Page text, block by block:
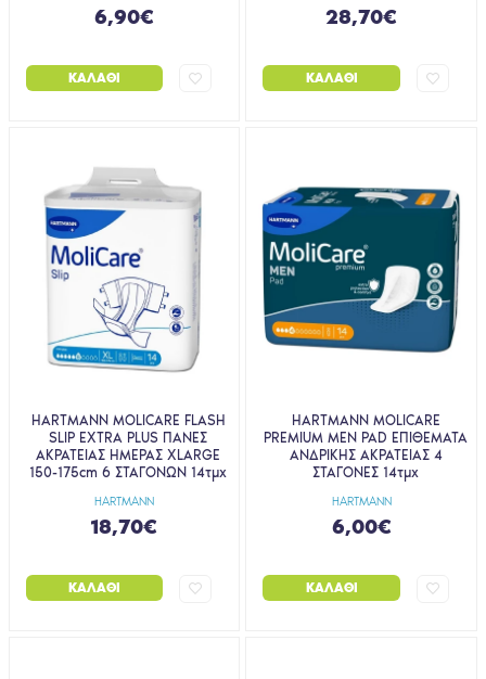
6,90€
ΚΑΛΆΘΙ
28,70€
ΚΑΛΆΘΙ
HARTMANN
HARTMANN MOLICARE FLASH
SLIP EXTRA PLUS ΠΑΝΕΣ
ΑΚΡΑΤΕΙΑΣ ΗΜΕΡΑΣ XLARGE
150-175cm 6 ΣΤΑΓΟΝΩΝ 14τμχ
18,70€
ΚΑΛΆΘΙ
HARTMANN
HARTMANN MOLICARE
PREMIUM MEN PAD ΕΠΙΘΕΜΑΤΑ
ΑΝΔΡΙΚΗΣ ΑΚΡΑΤΕΙΑΣ 4
ΣΤΑΓΟΝΕΣ 14τμχ
6,00€
ΚΑΛΆΘΙ